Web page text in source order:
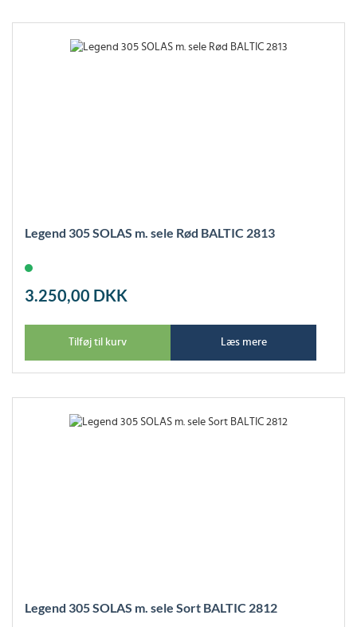
Legend 305 SOLAS m. sele Rød BALTIC 2813
3.250,00 DKK
Tilføj til kurv Læs mere
Legend 305 SOLAS m. sele Sort BALTIC 2812